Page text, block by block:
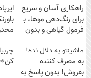
راهکاری آسان و سریع
برای رنگ‌دهی موها، با
فرمول گیاهی و بدون
ماشینتو به دلال نده!
به مصرف کننده
بفروش! بدون پاسخ به